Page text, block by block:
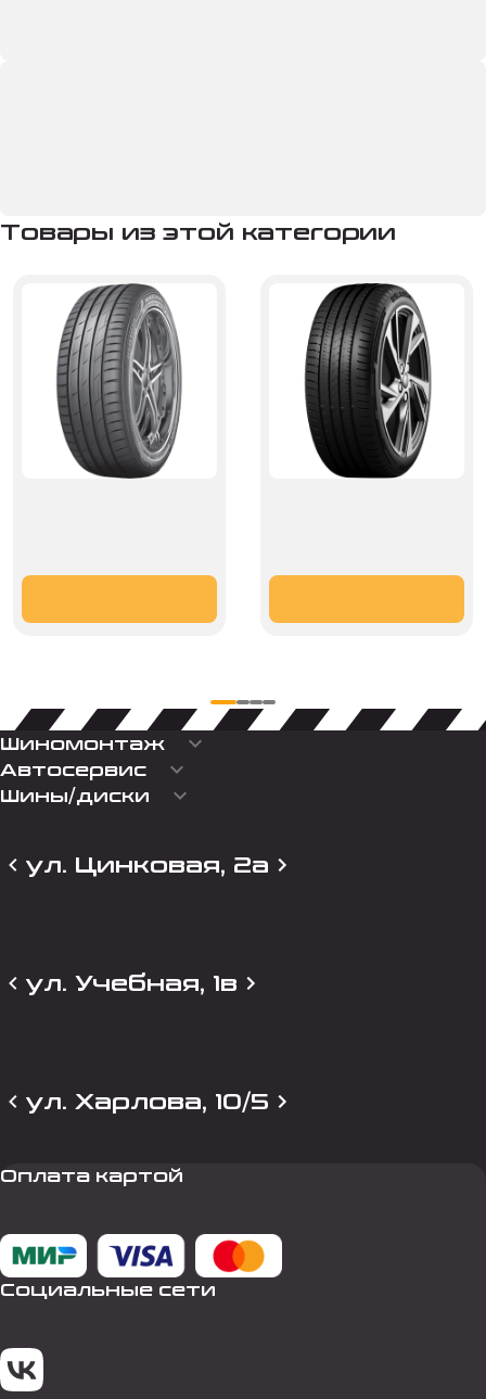
Товары из этой категории
Шиномонтаж keyboard_arrow_down
Автосервис keyboard_arrow_down
Шины/диски keyboard_arrow_down
ул. Цинковая, 2а
ул. Учебная, 1в
ул. Харлова, 10/5
Оплата картой
Социальные сети